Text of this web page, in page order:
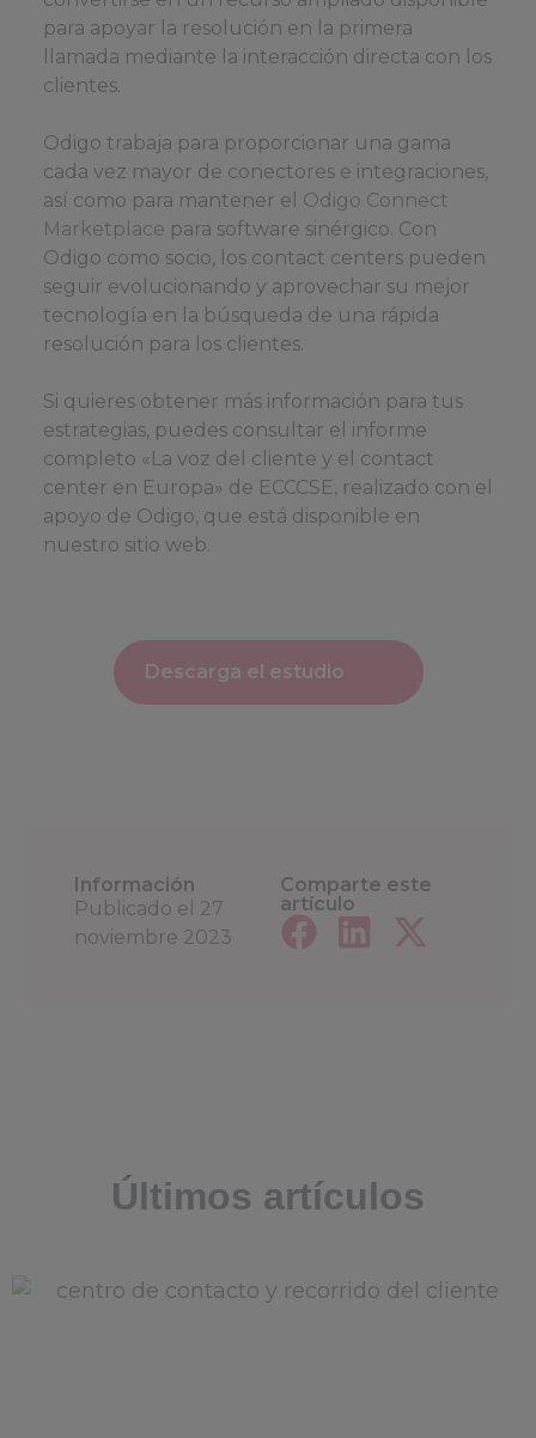
para apoyar la resolución en la primera
llamada mediante la interacción directa con los
clientes.
Odigo trabaja para proporcionar una gama
cada vez mayor de conectores e integraciones,
así como para mantener el Odigo Connect
Marketplace para software sinérgico. Con
Odigo como socio, los contact centers pueden
seguir evolucionando y aprovechar su mejor
tecnología en la búsqueda de una rápida
resolución para los clientes.
Si quieres obtener más información para tus
estrategias, puedes consultar el informe
completo «La voz del cliente y el contact
center en Europa» de ECCCSE, realizado con el
apoyo de Odigo, que está disponible en
nuestro sitio web.
Descarga el estudio
Información
Publicado el 27
noviembre 2023
Comparte este
artículo
Últimos artículos